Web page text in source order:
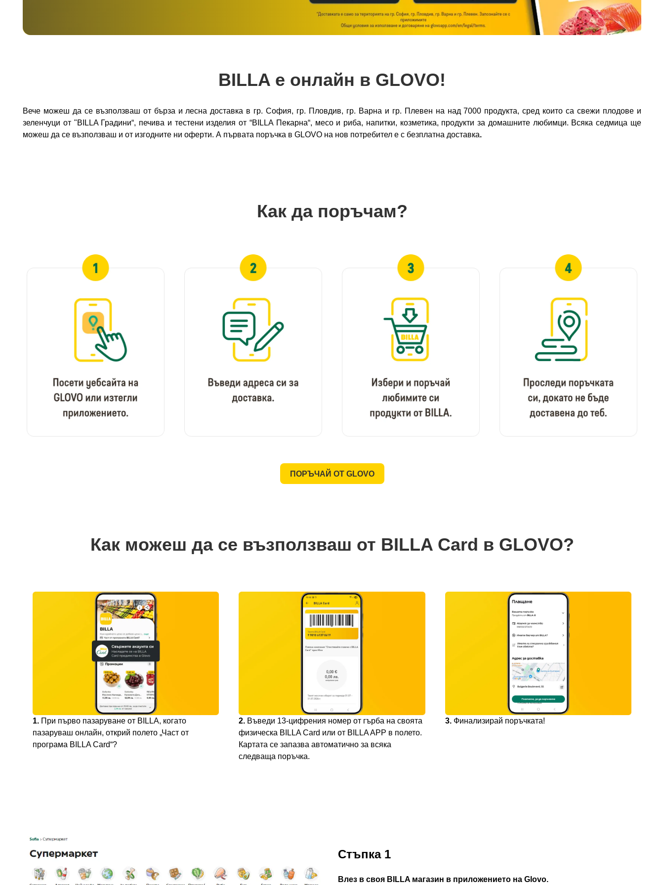
BILLA е онлайн в GLOVO!
Вече можеш да се възползваш от бърза и лесна доставка в гр. София, гр. Пловдив, гр. Варна и гр. Плевен на над 7000 продукта, сред които са свежи плодове и
зеленчуци от "BILLA Градини“, печива и тестени изделия от “BILLA Пекарна“, месо и риба, напитки, козметика, продукти за домашните любимци. Всяка седмица ще
можеш да се възползваш и от изгодните ни оферти. А първата поръчка в GLOVO на нов потребител е с безплатна доставка.
Как да поръчам?
ПОРЪЧАЙ ОТ GLOVO
Как можеш да се възползваш от BILLA Card в GLOVO?
1. При първо пазаруване от BILLA, когато
пазаруваш онлайн, открий полето „Част от
програма BILLA Card“?
2. Въведи 13-цифрения номер от гърба на своята
физическа BILLA Card или от BILLA APP в полето.
Картата се запазва автоматично за всяка
следваща поръчка.
3.Финализирай поръчката!
Стъпка 1
Влез в своя BILLA магазин в приложението на Glovo.